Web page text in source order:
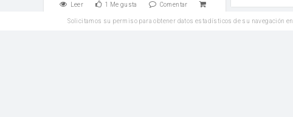
Leer 1 Me gusta Comentar
Solicitamos su permiso para obtener datos estadísticos de su navegación